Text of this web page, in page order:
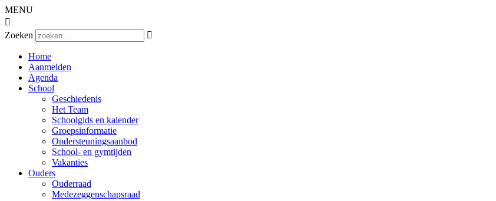
MENU

Zoeken

Home
Aanmelden
Agenda
School
Geschiedenis
Het Team
Schoolgids en kalender
Groepsinformatie
Ondersteuningsaanbod
School- en gymtijden
Vakanties
Ouders
Ouderraad
Medezeggenschapsraad